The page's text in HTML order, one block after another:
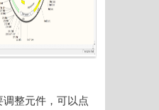
调整元件，可以点